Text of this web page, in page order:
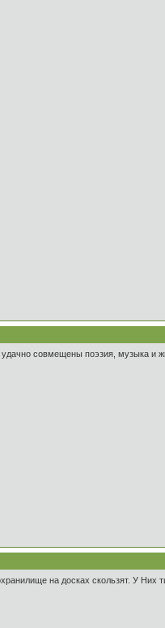
совмещены поэзия, музыка и
на досках скользят. У Них